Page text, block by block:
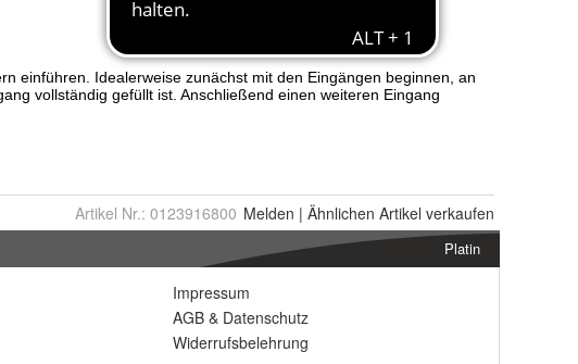
Artikel Nr.: 0123916800 Melden | Ähnlichen Artikel verkaufen
Platin
Impressum
AGB & Datenschutz
Widerrufsbelehrung